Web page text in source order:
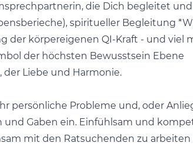
die Dich begleitet und
spiritueller Begleitung
der körpereigenen QI-Kraft - und viel
der höchsten Bewusstsein Ebene
der Liebe und Harmonie.
persönliche Probleme und, oder
Gaben ein. Einfühlsam und
mit den Ratsuchenden zu arbeiten